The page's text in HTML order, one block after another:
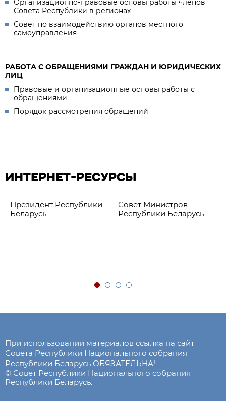
Организационно-правовые основы работы членов
Совета Республики в регионах
Совет по взаимодействию органов местного
самоуправления
РАБОТА С ОБРАЩЕНИЯМИ ГРАЖДАН И ЮРИДИЧЕСКИХ
ЛИЦ
Правовые и организационные основы работы с
обращениями
Порядок рассмотрения обращений
ИНТЕРНЕТ-РЕСУРСЫ
Президент Республики
Беларусь
Совет Министров
Республики Беларусь
При использовании материалов ссылка на сайт
Совета Республики Национального собрания
Республики Беларусь ОБЯЗАТЕЛЬНА!
© Совет Республики Национального собрания
Республики Беларусь.